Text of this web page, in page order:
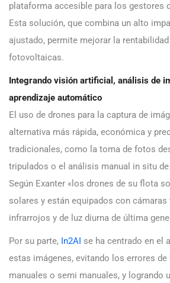
plataforma accesible para los gestores
Esta solución, que combina un alto
ajustado, permite mejorar la
fotovoltaicas.
Integrando visión artificial, análisis de
aprendizaje automático
El uso de drones para la captura de
alternativa más rápida, económica y
tradicionales, como la toma de fotos
tripulados o el análisis manual in situ
Según Exanter «los drones de su flota
solares y están equipados con
infrarrojos y de luz diurna de última
Por su parte, In2AI se ha centrado en el
estas imágenes, evitando los errores
manuales o semi manuales, y logrando